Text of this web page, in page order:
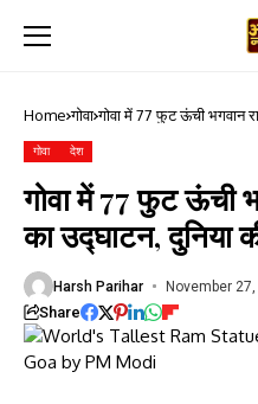
Home गोवा गोवा में 77 फुट ऊंची भगवान
गोवा देश
गोवा में 77 फुट ऊंची
का उद्घाटन, दुनिया
Harsh Parihar November
Share